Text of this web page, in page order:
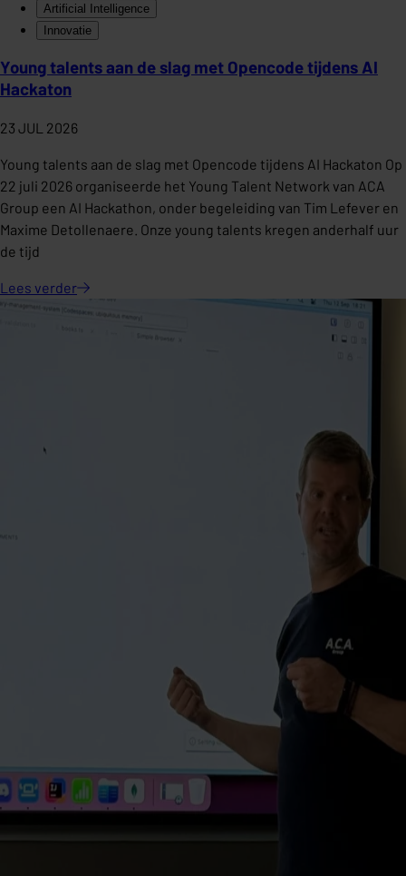
Artificial Intelligence
Innovatie
Young talents aan de slag met Opencode tijdens AI
Hackaton
23 JUL 2026
Young talents aan de slag met Opencode tijdens AI Hackaton Op
22 juli 2026 organiseerde het Young Talent Network van ACA
Group een AI Hackathon, onder begeleiding van Tim Lefever en
Maxime Detollenaere. Onze young talents kregen anderhalf uur
de tijd
Lees verder